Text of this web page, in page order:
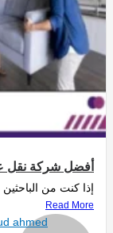
أفضل شركة نقل عفش بالكويت
إذا كنت من الباحثين
Read More
ahmed